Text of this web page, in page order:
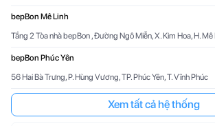
bepBon Mê Linh
Tầng 2 Tòa nhà bepBon , Đường Ngô Miễn, X. Kim Hoa, H. Mê
bepBon Phúc Yên
56 Hai Bà Trưng, P. Hùng Vương, TP. Phúc Yên, T. Vĩnh Phúc
Xem tất cả hệ thống